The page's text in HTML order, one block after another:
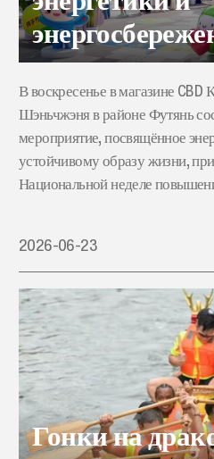
В воскресенье в магазине CBD
Шэньчжэня в районе Футянь
мероприятие, посвящённое
устойчивому образу жизни,
Национальной неделе
2026-06-23
Гонки на